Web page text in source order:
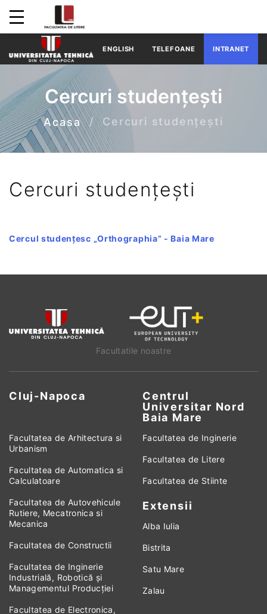
ENGLISH TELEFOANE INTRANET
Cercuri studențești
Acasa Cercuri studențești
Cercuri studențești
Cercul studențesc „Orthographia” - Baia Mare
Facultatile noastre
Cluj-Napoca
Centrul
Universitar Nord
Baia Mare
Facultatea de Arhitectura si
Urbanism
Facultatea de Automatica si
Calculatoare
Facultatea de Autovehicule
Rutiere, Mecatronica si
Mecanica
Facultatea de Constructii
Facultatea de Inginerie
Industrială, Robotică și
Managementul Producției
Facultatea de Electronica,
Facultatea de Inginerie
Facultatea de Litere
Facultatea de Stiinte
Extensii
Alba Iulia
Bistrita
Satu Mare
Zalau